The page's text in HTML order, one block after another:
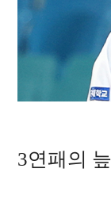
3연패의